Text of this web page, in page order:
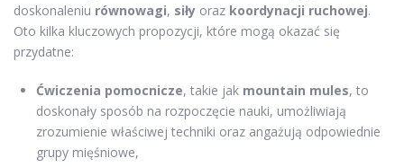
doskonaleniu równowagi, siły oraz koordynacji ruchowej.
Oto kilka kluczowych propozycji, które mogą okazać się
przydatne:
Ćwiczenia pomocnicze, takie jak mountain mules, to
doskonały sposób na rozpoczęcie nauki, umożliwiają
zrozumienie właściwej techniki oraz angażują odpowiednie
grupy mięśniowe,